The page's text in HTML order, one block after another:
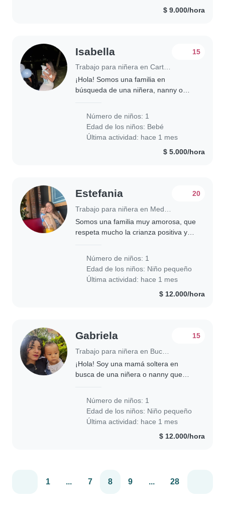
$ 9.000/hora
Isabella
Trabajo para niñera en Cartagena de Indias
15
¡Hola! Somos una familia en
búsqueda de una niñera, nanny o
curioso/a. Nos encantaría que la..
Número de niños: 1
Edad de los niños: Bebé
Última actividad: hace 1 mes
$ 5.000/hora
Estefania 20
Somos una familia muy amorosa, que
respeta mucho la crianza positiva y
respetuosa..
Número de niños: 1
Edad de los niños: Niño pequeño
Última actividad: hace 1 mes
$ 12.000/hora
Gabriela 15
¡Hola! Soy una mamá soltera en
busca de una niñera o nanny que
a alguien que se..
Número de niños: 1
Edad de los niños: Niño pequeño
Última actividad: hace 1 mes
$ 12.000/hora
1 ... 7 8 9 ... 28